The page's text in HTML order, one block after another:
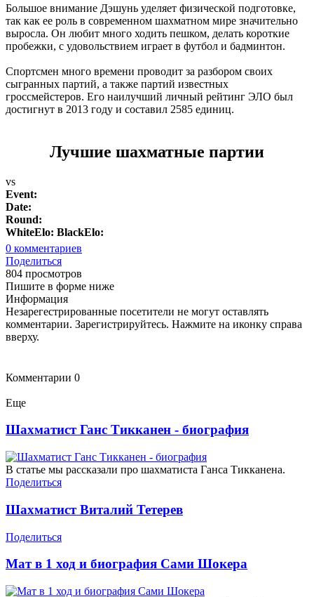
Большое внимание Дэшунь уделяет физической подготовке,
так как ее роль в современном шахматном мире значительно
выросла. Он любит много ходить пешком, делать короткие
пробежки, с удовольствием играет в футбол и бадминтон.
Спортсмен много времени проводит за разбором своих
сыгранных партий, а также партий известных
гроссмейстеров. Его наилучший личный рейтинг ЭЛО был
достигнут в 2013 году и составил 2585 единиц.
Лучшие шахматные партии
vs
Event:
Date:
Round:
WhiteElo: BlackElo:
0 комментариев
Поделиться
804 просмотров
Пишите в форме ниже
Информация
Незарегестрированные посетители не могут оставлять
комментарии. Зарегистрируйтесь. Нажмите на иконку справа
вверху.
Комментарии 0
Еще
Шахматист Ганс Тикканен - биография
В статье мы рассказали про шахматиста Ганса Тикканена.
Поделиться
Шахматист Виталий Тетерев
Поделиться
Мат в 1 ход и биография Сами Шокера